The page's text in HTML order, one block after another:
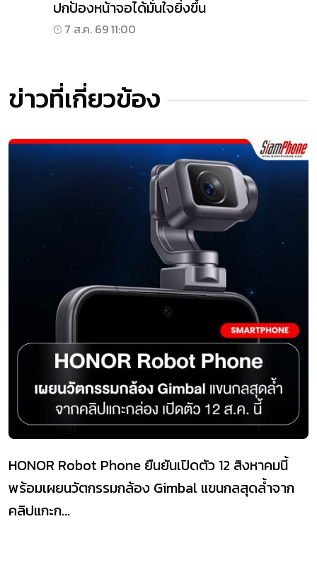
ปกป้องหน้าจอได้มั่นใจยิ่งขึ้น
7 ส.ค. 69 11:00
ข่าวที่เกี่ยวข้อง
HONOR Robot Phone ยืนยันเปิดตัว 12 สิงหาคมนี้
พร้อมเผยนวัตกรรมกล้อง Gimbal แขนกลสุดล้ำจาก
คลิปแกะก...